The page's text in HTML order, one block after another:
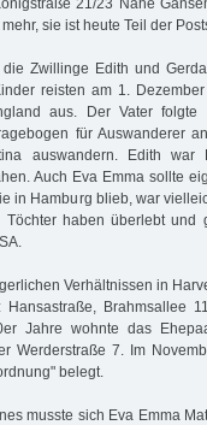
sie ist heute Teil der
Zwillinge Edith und
reisten am 1.
aus. Der Vater
für Auswanderer
auswandern. Edith war
Auch Eva Emma sollte
in Hamburg blieb, war
haben überlebt und
Verhältnissen in
Brahmsallee
Jahre wohnte das
Werderstraße 7. Im
belegt.
musste sich Eva Emma